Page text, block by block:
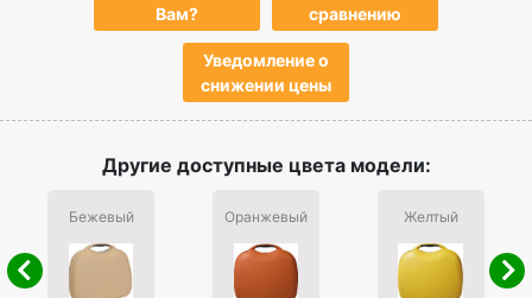
Вам?
сравнению
Уведомление о
снижении цены
Другие доступные цвета модели:
Бежевый Оранжевый Желтый